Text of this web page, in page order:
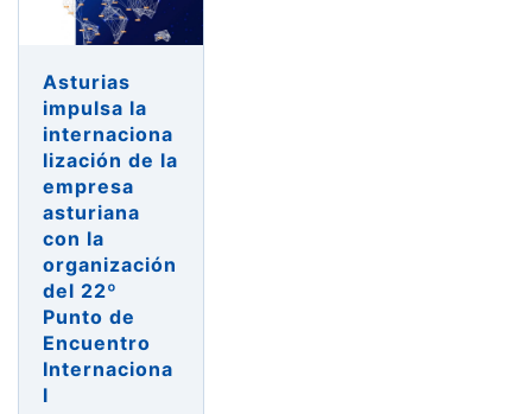
de
Asturex»
Asturias
impulsa la
internaciona
lización de la
empresa
asturiana
con la
organización
del 22º
Punto de
Encuentro
Internaciona
l